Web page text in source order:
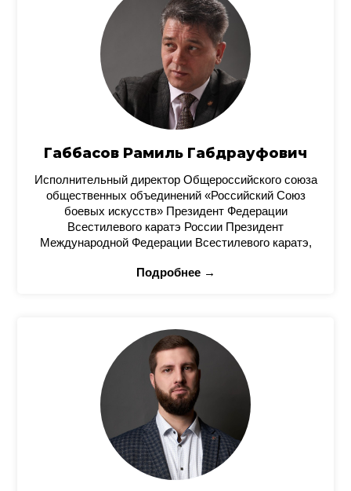
Габбасов Рамиль Габдрауфович
Исполнительный директор Общероссийского союза
общественных объединений «Российский Союз
боевых искусств» Президент Федерации
Всестилевого каратэ России Президент
Международной Федерации Всестилевого каратэ,
Подробнее →